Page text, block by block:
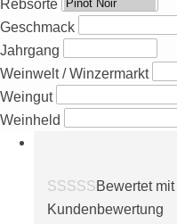
Rebsorte
Geschmack
Jahrgang
Weinwelt / Winzermarkt
Weingut
Weinheld
Bewertet mit
Kundenbewertung